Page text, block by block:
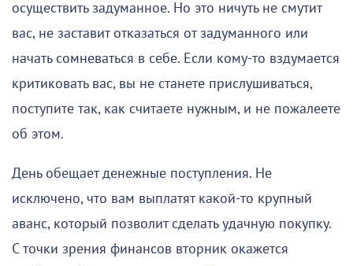
осуществить задуманное. Но это ничуть не смутит
вас, не заставит отказаться от задуманного или
начать сомневаться в себе. Если кому-то вздумается
критиковать вас, вы не станете прислушиваться,
поступите так, как считаете нужным, и не пожалеете
об этом.
День обещает денежные поступления. Не
исключено, что вам выплатят какой-то крупный
аванс, который позволит сделать удачную покупку.
С точки зрения финансов вторник окажется